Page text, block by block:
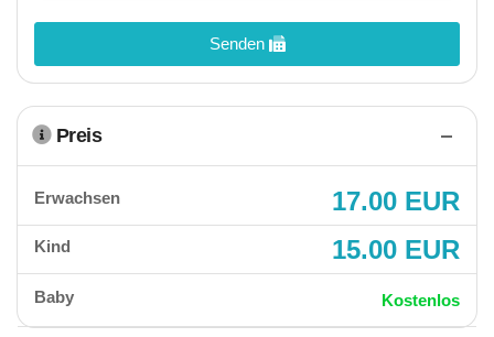
Senden
Preis
Erwachsen 17.00 EUR
Kind 15.00 EUR
Baby Kostenlos